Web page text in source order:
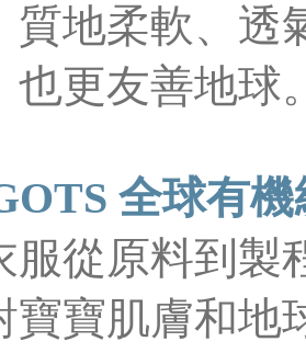
質地柔軟、透
也更友善地球
全球有
服從原料到製
寶寶肌膚和地